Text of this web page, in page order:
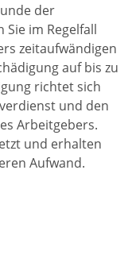
der
im Regelfall
zeitaufwändigen
auf bis zu
richtet sich
und den
Arbeitgebers.
und erhalten
Aufwand.